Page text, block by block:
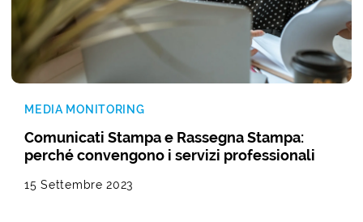
MEDIA MONITORING
Comunicati Stampa e Rassegna Stampa:
perché convengono i servizi professionali
15 Settembre 2023